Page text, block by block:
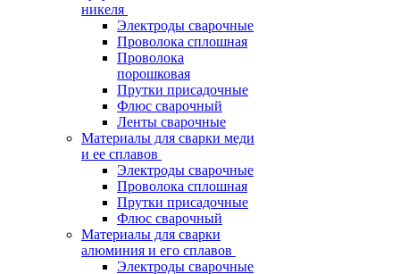
никеля
Электроды сварочные
Проволока сплошная
Проволока
порошковая
Прутки присадочные
Флюс сварочный
Ленты сварочные
Материалы для сварки меди
и ее сплавов
Электроды сварочные
Проволока сплошная
Прутки присадочные
Флюс сварочный
Материалы для сварки
алюминия и его сплавов
Электроды сварочные